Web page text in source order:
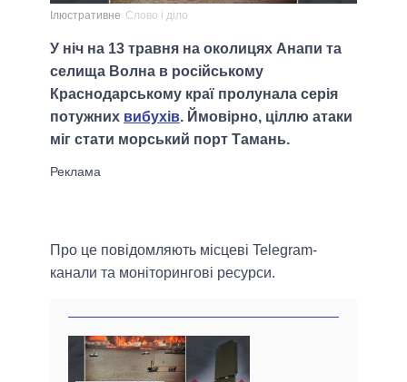
Ілюстративне Слово і діло
У ніч на 13 травня на околицях Анапи та
селища Волна в російському
Краснодарському краї пролунала серія
потужних вибухів. Ймовірно, ціллю атаки
міг стати морський порт Тамань.
Про це повідомляють місцеві Telegram-
канали та моніторингові ресурси.